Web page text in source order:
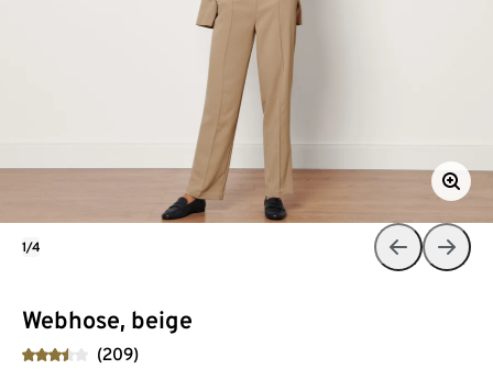
Webhose, beige
(209)
1/4